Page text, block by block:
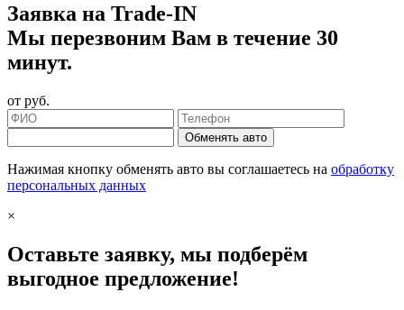
Заявка на Trade-IN
Мы перезвоним Вам в течение 30
минут.
от руб.
Обменять авто
Нажимая кнопку обменять авто вы соглашаетесь на обработку
персональных данных
×
Оставьте заявку, мы подберём
выгодное предложение!